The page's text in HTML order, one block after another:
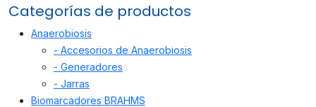
Categorías de productos
Anaerobiosis
- Accesorios de Anaerobiosis
- Generadores
- Jarras
Biomarcadores BRAHMS